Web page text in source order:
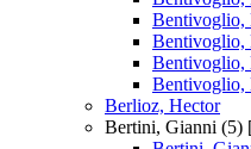
Bentivoglio,
Bentivoglio,
Bentivoglio,
Bentivoglio,
Berlioz, Hector
Bertini, Gianni (5)